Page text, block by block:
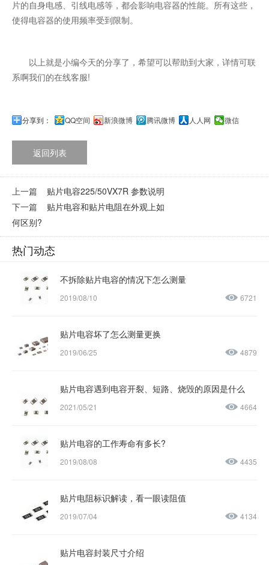
片的自身电感、引线电感等，都会影响电容器的性能。所有这些，
使得电容器的使用频率受到限制。
以上就是小编今天的分享了，希望可以帮助到大家，详情可联
系啊我们的在线客服!
分享到： QQ空间 新浪微博 腾讯微博 人人网 微信
返回列表
上一篇 贴片电容225/50VX7R 参数说明
下一篇 贴片电容和贴片电阻在外观上如
何区别?
热门动态
不拆除贴片电容的情况下怎么测量
2019/08/10 6721
贴片电容坏了怎么测量更换
2019/06/25 4879
贴片电容遇到电容开裂、短路、烧毁的原因是什么
2021/05/21 4664
贴片电容的工作寿命有多长?
2019/08/08 4435
贴片电阻标识解读，看一眼读阻值
2019/07/04 4134
贴片电容封装尺寸介绍